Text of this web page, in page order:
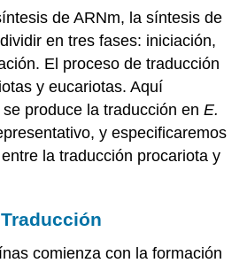
de ARNm, la síntesis de
en tres fases: iniciación,
El proceso de traducción
y eucariotas. Aquí
produce la traducción enE.
y especificaremos
la traducción procariota y
comienza con la formación